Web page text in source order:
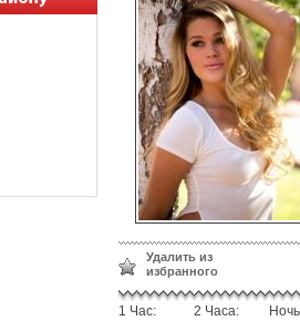
Удалить из
избранного
1 Час: 2 Часа: